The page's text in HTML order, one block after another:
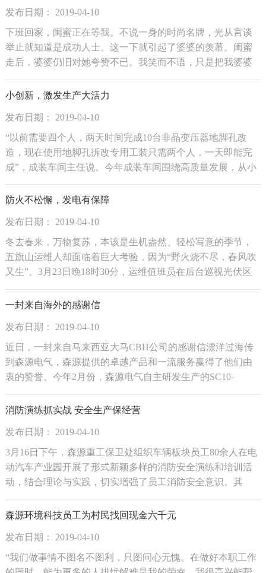
发布日期： 2019-04-10
下班回家，闺蜜正在等我。不说一身的时尚名牌，光从言谈
举止就知道是成功人士。这一下就引起了婆婆的羡慕。闺蜜
走后，婆婆仍旧对她夸赞不已。我笑而不语，只是把我婆婆
上十点半。”我又问：“路上有电动车、有行人吗？”我婆婆
小创新，激发生产大活力
发布日期： 2019-04-10
“以前需要四个人，两天时间完成10台非晶变压器地脚孔改
造，现在使用地脚孔拆改专用工装只需两个人，一天即能完
成”，成装车间主任说。今年成装车间围绕高质量发展，从小
处着手，以小改革、小创新为突破口，在提质增效、降成本
上狠下功夫。地脚孔拆改专用工装就是由成装车间自己设计
防火不松懈，发电有保障
发布日期： 2019-04-10
冬去春来，万物复苏，本该是生机盎然、轻松写意的季节，
五旗山运维人却面临着巨大考验，因为“野火烧不尽，春风吹
又生”。3月23日晚18时30分，运维值班员在后台巡视光伏区
监控时发现25区山顶冒出滚滚浓烟，火情不明。值班员当即
电话上报电站领导高事业。高站长当机立断，一边嘱咐值班
一封来自海外的感谢信
发布日期： 2019-04-10
近日，一封来自马来西亚大马CBH公司的感谢信漂洋过海传
到森源电气，森源提供的卓越产品和一流服务赢得了他们由
衷的赞誉。今年2月份，森源电气自主研发生产的SC10-
能，被马来西亚大马CBH公司所采购，装备于其总包的马来
消防演练抓实战 安全生产保经营
发布日期： 2019-04-10
3月16日下午，森源重工保卫处组织车辆板块员工80余人在电
动汽车产业园开展了形式新颖多样的消防安全演练和培训活
动，结合理论与实践，切实增强了员工消防安全意识。其
火灾现场氛围，是系列活动的最大亮点。下午14时，各单位
森源环境科技员工为村民找回现金六千元
发布日期： 2019-04-10
“我们做事情不图名不图利，只图问心无愧。在做好本职工作